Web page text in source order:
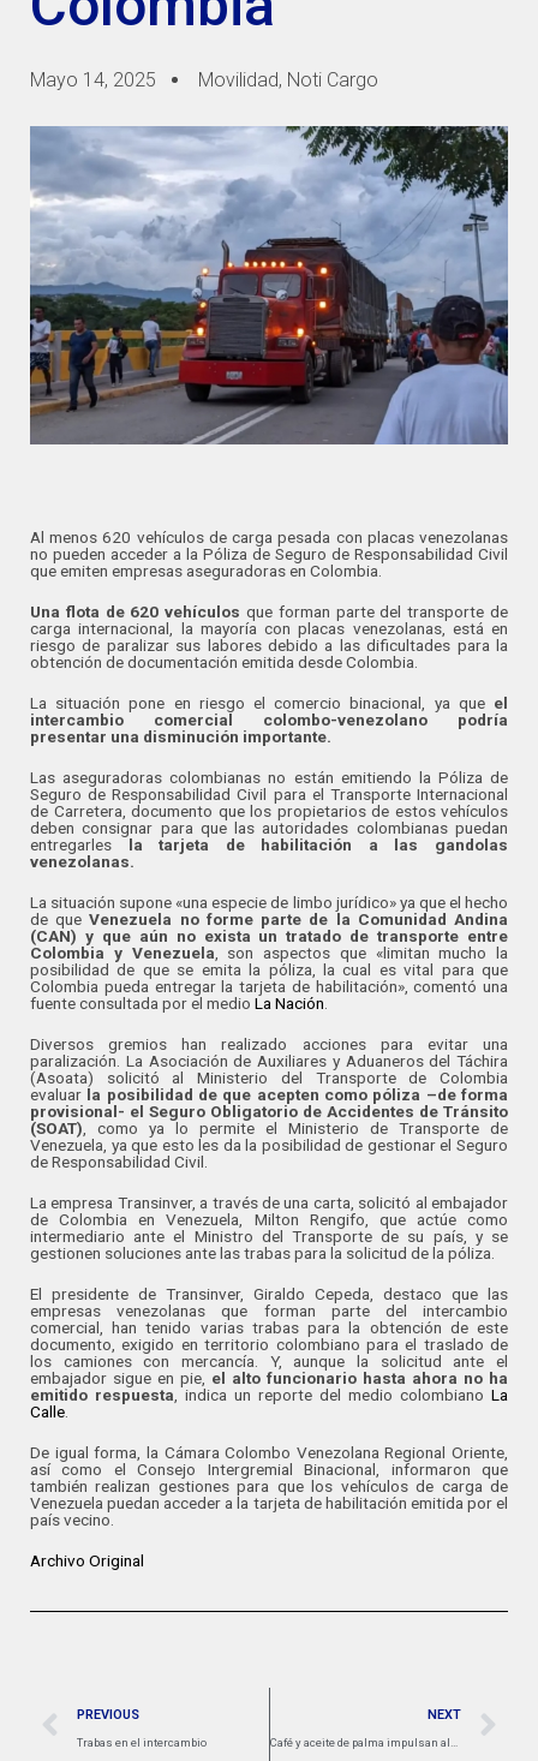
Mayo 14, 2025 Movilidad, Noti Cargo
Al menos 620 vehículos de carga pesada con placas venezolanas
no pueden acceder a la Póliza de Seguro de Responsabilidad Civil
que emiten empresas aseguradoras en Colombia.
Una flota de 620 vehículos que forman parte del transporte de
carga internacional, la mayoría con placas venezolanas, está en
riesgo de paralizar sus labores debido a las dificultades para la
obtención de documentación emitida desde Colombia.
La situación pone en riesgo el comercio binacional, ya que el
intercambio comercial colombo-venezolano podría
presentar una disminución importante.
Las aseguradoras colombianas no están emitiendo la Póliza de
Seguro de Responsabilidad Civil para el Transporte Internacional
de Carretera, documento que los propietarios de estos vehículos
deben consignar para que las autoridades colombianas puedan
entregarles la tarjeta de habilitación a las gandolas
venezolanas.
La situación supone «una especie de limbo jurídico» ya que el hecho
de queVenezuela no forme parte de la Comunidad Andina
(CAN) y que aún no exista un tratado de transporte entre
Colombia y Venezuela, son aspectos que «limitan mucho la
posibilidad de que se emita la póliza, la cual es vital para que
Colombia pueda entregar la tarjeta de habilitación», comentó una
fuente consultada por el medio La Nación.
Diversos gremios han realizado acciones para evitar una
paralización. La Asociación de Auxiliares y Aduaneros del Táchira
(Asoata) solicitó al Ministerio del Transporte de Colombia
evaluar la posibilidad de que acepten como póliza –de forma
provisional- el Seguro Obligatorio de Accidentes de Tránsito
(SOAT), como ya lo permite el Ministerio de Transporte de
Venezuela, ya que esto les da la posibilidad de gestionar el Seguro
de Responsabilidad Civil.
La empresa Transinver, a través de una carta, solicitó al embajador
de Colombia en Venezuela, Milton Rengifo, que actúe como
intermediario ante el Ministro del Transporte de su país, y se
gestionen soluciones ante las trabas para la solicitud de la póliza.
El presidente de Transinver, Giraldo Cepeda, destaco que las
empresas venezolanas que forman parte del intercambio
comercial, han tenido varias trabas para la obtención de este
documento, exigido en territorio colombiano para el traslado de
los camiones con mercancía. Y, aunque la solicitud ante el
embajador sigue en pie, el alto funcionario hasta ahora no ha
emitido respuesta, indica un reporte del medio colombiano La
Calle.
De igual forma, la Cámara Colombo Venezolana Regional Oriente,
así como el Consejo Intergremial Binacional, informaron que
también realizan gestiones para que los vehículos de carga de
Venezuela puedan acceder a la tarjeta de habilitación emitida por el
país vecino.
Archivo Original
PREVIOUS
Trabas en el intercambio
NEXT
Café y aceite de palma impulsan alza del 23,5% de las exportaciones no mineras de Colombia